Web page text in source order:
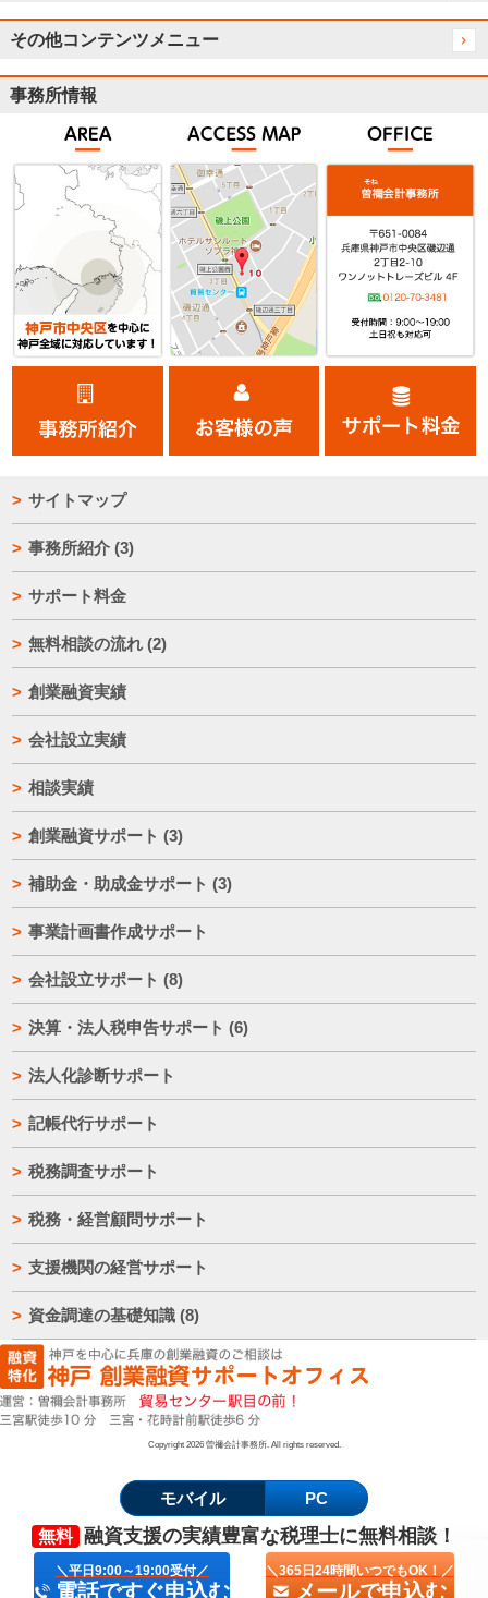
その他コンテンツメニュー
事務所情報
サイトマップ
事務所紹介 (3)
サポート料金
無料相談の流れ (2)
創業融資実績
会社設立実績
相談実績
創業融資サポート (3)
補助金・助成金サポート (3)
事業計画書作成サポート
会社設立サポート (8)
決算・法人税申告サポート (6)
法人化診断サポート
記帳代行サポート
税務調査サポート
税務・経営顧問サポート
支援機関の経営サポート
資金調達の基礎知識 (8)
Copyright 2026 曽禰会計事務所. All rights reserved.
無料 融資支援の実績豊富な税理士に無料相談！
＼平日9:00～19:00受付／
電話ですぐ申込む
＼365日24時間いつでもOK！／
メールで申込む
モバイル PC